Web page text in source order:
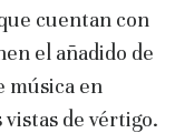
cuentan con
el añadido de
música en
de vértigo.